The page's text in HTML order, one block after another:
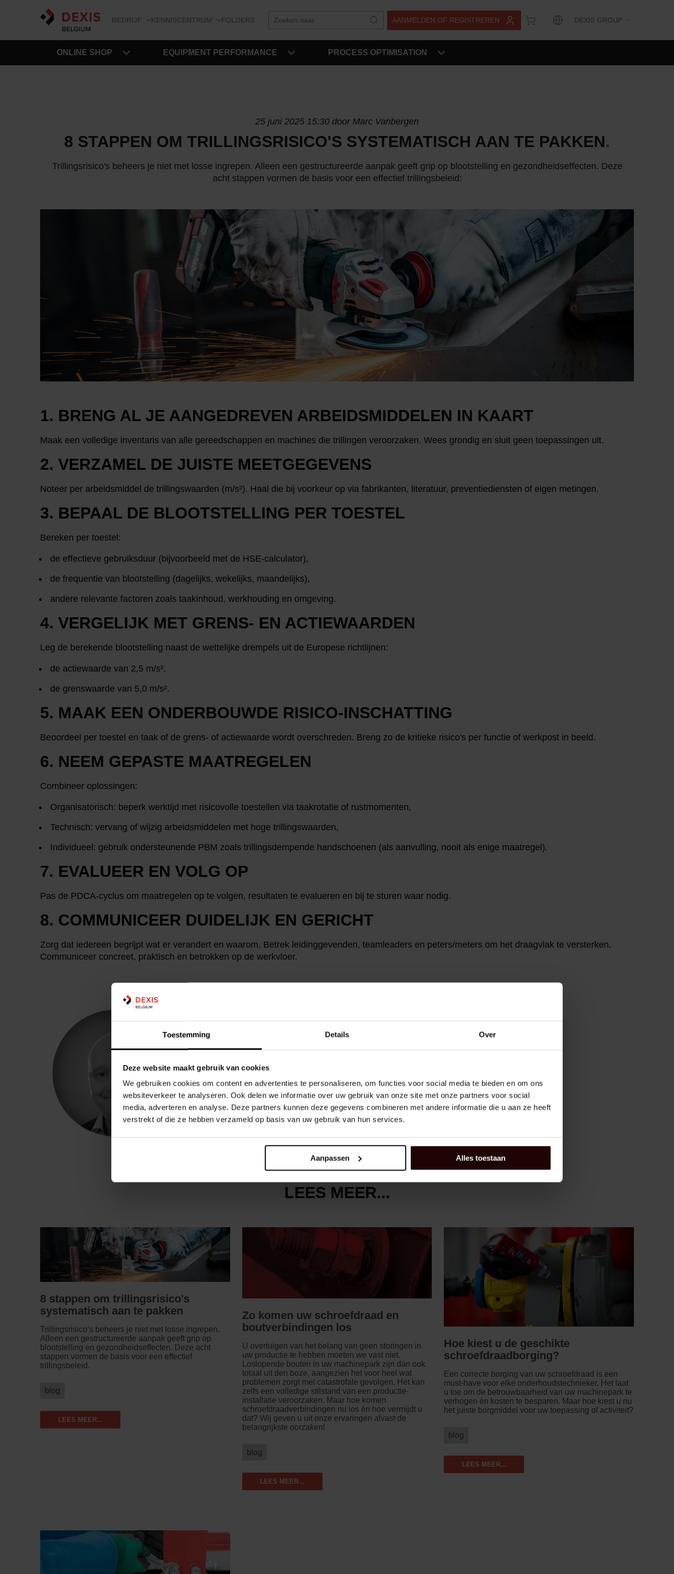
Toestemming Details Over
Deze website maakt gebruik van cookies
We gebruiken cookies om content en advertenties te personaliseren, om functies voor social media te bieden en om ons
websiteverkeer te analyseren. Ook delen we informatie over uw gebruik van onze site met onze partners voor social
media, adverteren en analyse. Deze partners kunnen deze gegevens combineren met andere informatie die u aan ze heeft
verstrekt of die ze hebben verzameld op basis van uw gebruik van hun services.
Aanpassen Alles toestaan
BEDRIJF KENNISCENTRUM FOLDERS AANMELDEN OF REGISTREREN DEXIS GROUP
ONLINE SHOP EQUIPMENT PERFORMANCE PROCESS OPTIMISATION
25 juni 2025 15:30 door Marc Vanbergen
8 STAPPEN OM TRILLINGSRISICO'S SYSTEMATISCH AAN TE PAKKEN.
Trillingsrisico's beheers je niet met losse ingrepen. Alleen een gestructureerde aanpak geeft grip op blootstelling en gezondheidseffecten. Deze
acht stappen vormen de basis voor een effectief trillingsbeleid:
1. BRENG AL JE AANGEDREVEN ARBEIDSMIDDELEN IN KAART
Maak een volledige inventaris van alle gereedschappen en machines die trillingen veroorzaken. Wees grondig en sluit geen toepassingen uit.
2. VERZAMEL DE JUISTE MEETGEGEVENS
Noteer per arbeidsmiddel de trillingswaarden (m/s²). Haal die bij voorkeur op via fabrikanten, literatuur, preventiediensten of eigen metingen.
3. BEPAAL DE BLOOTSTELLING PER TOESTEL
Bereken per toestel:
de effectieve gebruiksduur (bijvoorbeeld met de HSE-calculator),
de frequentie van blootstelling (dagelijks, wekelijks, maandelijks),
andere relevante factoren zoals taakinhoud, werkhouding en omgeving.
4. VERGELIJK MET GRENS- EN ACTIEWAARDEN
Leg de berekende blootstelling naast de wettelijke drempels uit de Europese richtlijnen:
de actiewaarde van 2,5 m/s²,
de grenswaarde van 5,0 m/s².
5. MAAK EEN ONDERBOUWDE RISICO-INSCHATTING
Beoordeel per toestel en taak of de grens- of actiewaarde wordt overschreden. Breng zo de kritieke risico's per functie of werkpost in beeld.
6. NEEM GEPASTE MAATREGELEN
Combineer oplossingen:
Organisatorisch: beperk werktijd met risicovolle toestellen via taakrotatie of rustmomenten,
Technisch: vervang of wijzig arbeidsmiddelen met hoge trillingswaarden,
Individueel: gebruik ondersteunende PBM zoals trillingsdempende handschoenen (als aanvulling, nooit als enige maatregel).
7. EVALUEER EN VOLG OP
Pas de PDCA-cyclus om maatregelen op te volgen, resultaten te evalueren en bij te sturen waar nodig.
8. COMMUNICEER DUIDELIJK EN GERICHT
Zorg dat iedereen begrijpt wat er verandert en waarom. Betrek leidinggevenden, teamleaders en peters/meters om het draagvlak te versterken.
Communiceer concreet, praktisch en betrokken op de werkvloer.
Business Manager PowerTools, Building & Accessories bijDexis Belgium
LEES MEER...
8 stappen om trillingsrisico's
systematisch aan te pakken
Trillingsrisico’s beheers je niet met losse ingrepen.
Alleen een gestructureerde aanpak geeft grip op
blootstelling en gezondheidseffecten. Deze acht
stappen vormen de basis voor een effectief
trillingsbeleid.
blog
LEES MEER...
Zo komen uw schroefdraad en
boutverbindingen los
U overtuigen van het belang van geen storingen in
uw productie te hebben moeten we vast niet.
Loslopende bouten in uw machinepark zijn dan ook
totaal uit den boze, aangezien het voor heel wat
problemen zorgt met catastrofale gevolgen. Het kan
zelfs een volledige stilstand van een productie-
installatie veroorzaken. Maar hoe komen
schroefdraadverbindingen nu los én hoe vermijdt u
dat? Wij geven u uit onze ervaringen alvast de
belangrijkste oorzaken!
blog
LEES MEER...
Hoe kiest u de geschikte
schroefdraadborging?
Een correcte borging van uw schroefdraad is een
must-have voor elke onderhoudstechnieker. Het laat
u toe om de betrouwbaarheid van uw machinepark te
verhogen én kosten te besparen. Maar hoe kiest u nu
het juiste borgmiddel voor uw toepassing of activiteit?
blog
LEES MEER...